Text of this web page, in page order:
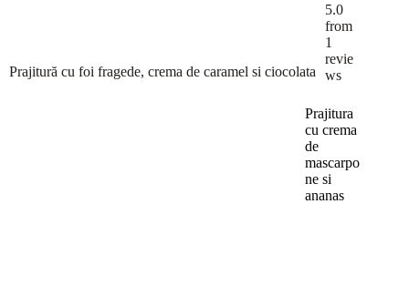
Prajitură cu foi fragede, crema de caramel si ciocolata
5.0
from
1
revie
ws
Prajitura
cu crema
de
mascarpo
ne si
ananas